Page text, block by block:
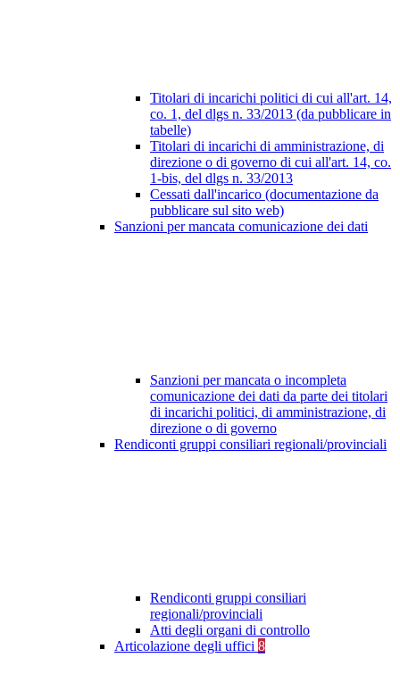
Titolari di incarichi politici di cui all'art. 14,
co. 1, del dlgs n. 33/2013 (da pubblicare in
tabelle)
Titolari di incarichi di amministrazione, di
direzione o di governo di cui all'art. 14, co.
1-bis, del dlgs n. 33/2013
Cessati dall'incarico (documentazione da
pubblicare sul sito web)
Sanzioni per mancata comunicazione dei dati
Sanzioni per mancata o incompleta
comunicazione dei dati da parte dei titolari
di incarichi politici, di amministrazione, di
direzione o di governo
Rendiconti gruppi consiliari regionali/provinciali
Rendiconti gruppi consiliari
regionali/provinciali
Atti degli organi di controllo
Articolazione degli uffici 8